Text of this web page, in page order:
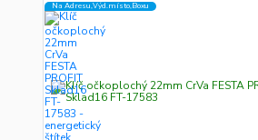
Na Adresu,Výd.místo,Boxu